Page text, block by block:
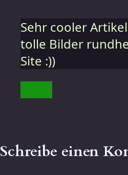
Sehr cooler
tolle Bilder
Site :))
Schreibe einen